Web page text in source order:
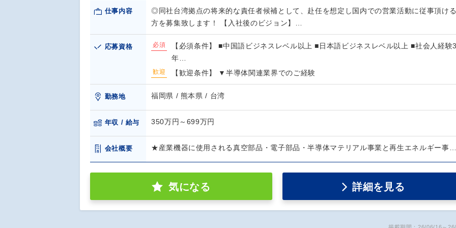
仕事内容
◎同社台湾拠点の将来的な責任者候補として、赴任を想定し国内での営業活動に従事頂ける
方を募集致します！ 【入社後のビジョン】…
応募資格 必須
【必須条件】 ■中国語ビジネスレベル以上 ■日本語ビジネスレベル以上 ■社会人経験3
年…
歓迎 【歓迎条件】 ▼半導体関連業界でのご経験
勤務地 福岡県 / 熊本県 / 台湾
年収 / 給与 350万円～699万円
会社概要 ★産業機器に使用される真空部品・電子部品・半導体マテリアル事業と再生エネルギー事…
気になる 詳細を見る